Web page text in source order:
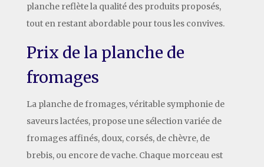
planche reflète la qualité des produits proposés,
tout en restant abordable pour tous les convives.
Prix de la planche de
fromages
La planche de fromages, véritable symphonie de
saveurs lactées, propose une sélection variée de
fromages affinés, doux, corsés, de chèvre, de
brebis, ou encore de vache. Chaque morceau est